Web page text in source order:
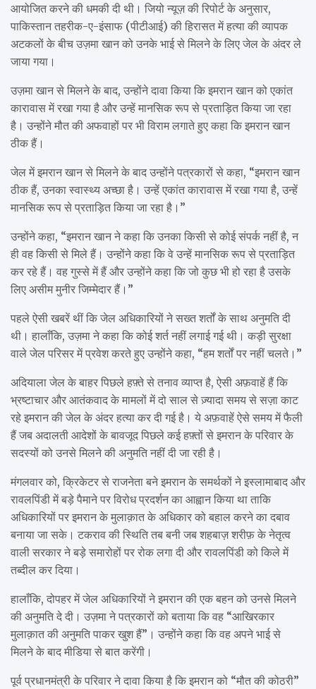
आयोजित करने की धमकी दी थी। जियो न्यूज़ की रिपोर्ट के अनुसार,
पाकिस्तान तहरीक-ए-इंसाफ (पीटीआई) की हिरासत में हत्या की व्यापक
अटकलों के बीच उज़मा खान को उनके भाई से मिलने के लिए जेल के अंदर ले
जाया गया।
उज़मा खान से मिलने के बाद, उन्होंने दावा किया कि इमरान खान को एकांत
कारावास में रखा गया है और उन्हें मानसिक रूप से प्रताड़ित किया जा रहा
है। उन्होंने मौत की अफवाहों पर भी विराम लगाते हुए कहा कि इमरान खान
ठीक हैं।
जेल में इमरान खान से मिलने के बाद उन्होंने पत्रकारों से कहा, “इमरान खान
ठीक हैं, उनका स्वास्थ्य अच्छा है। उन्हें एकांत कारावास में रखा गया है, उन्हें
मानसिक रूप से प्रताड़ित किया जा रहा है।”
उन्होंने कहा, “इमरान खान ने कहा कि उनका किसी से कोई संपर्क नहीं है, न
ही वह किसी से मिले हैं। उन्होंने कहा कि वे उन्हें मानसिक रूप से प्रताड़ित
कर रहे हैं। वह गुस्से में हैं और उन्होंने कहा कि जो कुछ भी हो रहा है उसके
लिए असीम मुनीर जिम्मेदार हैं।”
पहले ऐसी खबरें थीं कि जेल अधिकारियों ने सख्त शर्तों के साथ अनुमति दी
थी। हालाँकि, उज़मा ने कहा कि कोई शर्त नहीं लगाई गई थी। कड़ी सुरक्षा
वाले जेल परिसर में प्रवेश करते हुए उन्होंने कहा, “हम शर्तों पर नहीं चलते।”
अदियाला जेल के बाहर पिछले हफ़्ते से तनाव व्याप्त है, ऐसी अफ़वाहें हैं कि
भ्रष्टाचार और आतंकवाद के मामलों में दो साल से ज़्यादा समय से सज़ा काट
रहे इमरान की जेल के अंदर हत्या कर दी गई है। ये अफ़वाहें ऐसे समय में फैली
हैं जब अदालती आदेशों के बावजूद पिछले कई हफ़्तों से इमरान के परिवार के
सदस्यों को उनसे मिलने की अनुमति नहीं दी जा रही है।
मंगलवार को, क्रिकेटर से राजनेता बने इमरान के समर्थकों ने इस्लामाबाद और
रावलपिंडी में बड़े पैमाने पर विरोध प्रदर्शन का आह्वान किया था ताकि
अधिकारियों पर इमरान के मुलाक़ात के अधिकार को बहाल करने का दबाव
बनाया जा सके। टकराव की स्थिति तब बनी जब शहबाज़ शरीफ़ के नेतृत्व
वाली सरकार ने बड़े समारोहों पर रोक लगा दी और रावलपिंडी को किले में
तब्दील कर दिया।
हालाँकि, दोपहर में जेल अधिकारियों ने इमरान की एक बहन को उनसे मिलने
की अनुमति दे दी। उज़मा ने पत्रकारों को बताया कि वह “आखिरकार
मुलाक़ात की अनुमति पाकर खुश हैं”। उन्होंने कहा कि वह अपने भाई से
मिलने के बाद मीडिया से बात करेंगी।
पूर्व प्रधानमंत्री के परिवार ने दावा किया है कि इमरान को “मौत की कोठरी”